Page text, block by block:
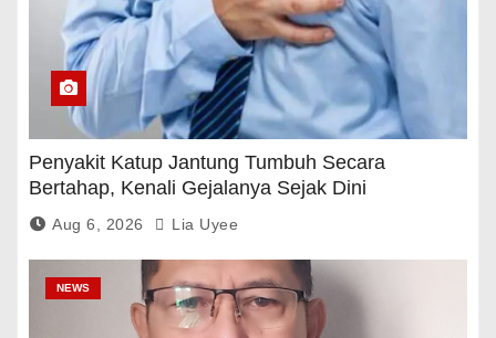
Penyakit Katup Jantung Tumbuh Secara
Bertahap, Kenali Gejalanya Sejak Dini
Aug 6, 2026 Lia Uyee
NEWS